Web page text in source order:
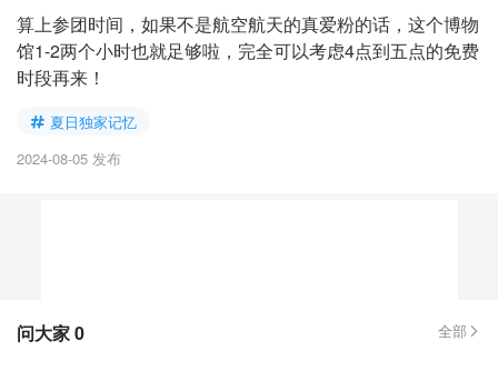
算上参团时间，如果不是航空航天的真爱粉的话，这个博物
馆1-2两个小时也就足够啦，完全可以考虑4点到五点的免费
时段再来！
夏日独家记忆
2024-08-05 发布
问大家0 全部